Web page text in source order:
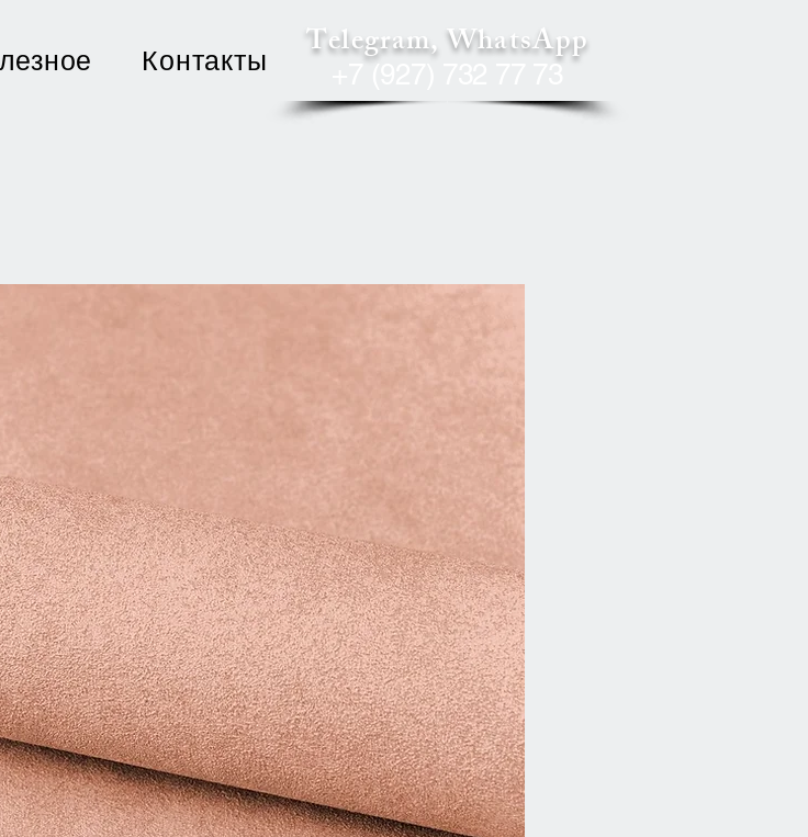
Контакты Telegram, WhatsApp
+7 (927) 732 77 73